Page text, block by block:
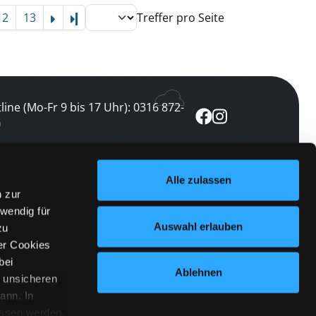
zur
für
Cookies
unsicheren
In
werden.
Alle zulassen
Auswahl erlauben
Ablehnen
13 Letzte SeiteTreffer pro Seite
(Mo-Fr 9 bis 17 Uhr): 0316 872-
abonnieren
keine Veranstaltung verpassen
abonnieren